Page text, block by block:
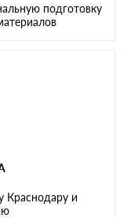
подготовку
Краснодару и